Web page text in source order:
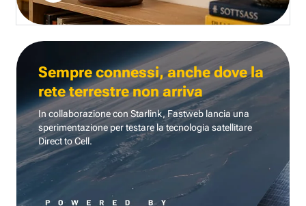
Sempre connessi, anche dove la
rete terrestre non arriva
In collaborazione con Starlink, Fastweb lancia una
sperimentazione per testare la tecnologia satellitare
Direct to Cell.